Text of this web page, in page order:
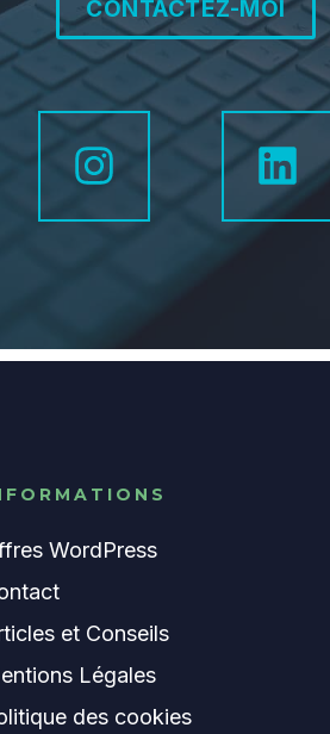
CONTACTEZ-MOI
WordPress
et Conseils
Légales
des cookies